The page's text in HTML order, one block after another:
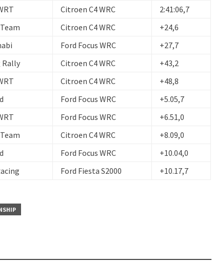
Citroen C4 WRC
2:41:06,7
Citroen C4 WRC
+24,6
Ford Focus WRC
+27,7
Rally Citroen C4 WRC
+43,2
Citroen C4 WRC
+48,8
Ford Focus WRC
+5.05,7
Ford Focus WRC
+6.51,0
Citroen C4 WRC
+8.09,0
Ford Focus WRC
+10.04,0
Ford Fiesta S2000 +10.17,7